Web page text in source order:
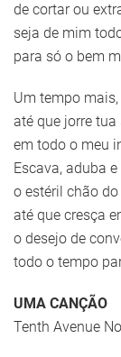
de cortar ou
seja de mim
para só o bem
Um tempo mais,
até que jorre tua
em todo o meu
Escava, aduba
o estéril chão
até que cresça
o desejo de
todo o tempo
UMA CANÇÃO
Tenth Avenue